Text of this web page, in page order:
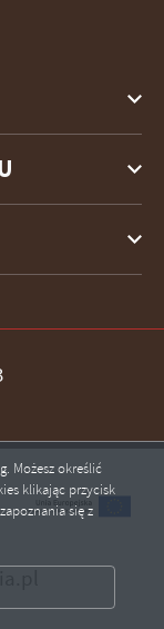
Możesz określić
klikając przycisk
się z